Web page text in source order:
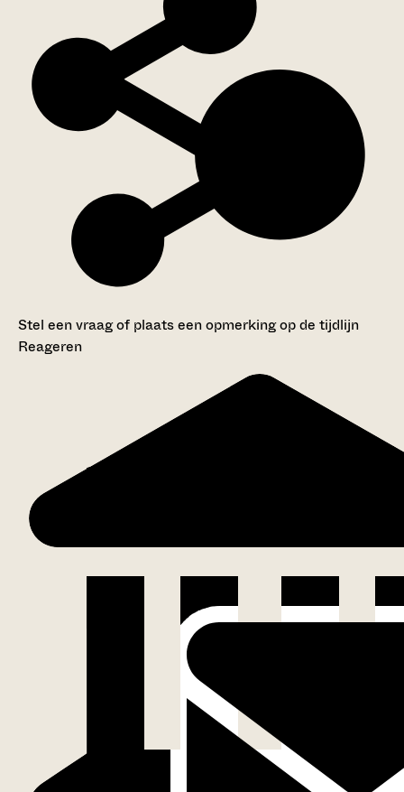
Stel een vraag of plaats een opmerking op de tijdlijn
Reageren